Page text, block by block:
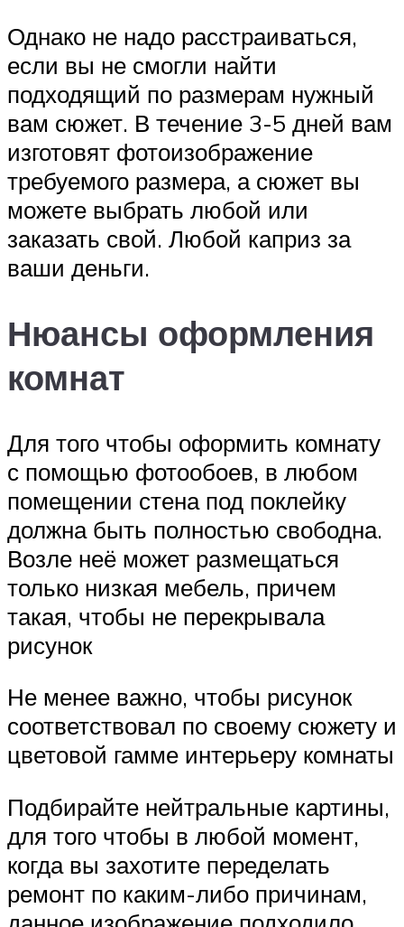
Однако не надо расстраиваться,
если вы не смогли найти
подходящий по размерам нужный
вам сюжет. В течение 3-5 дней вам
изготовят фотоизображение
требуемого размера, а сюжет вы
можете выбрать любой или
заказать свой. Любой каприз за
ваши деньги.
Нюансы оформления
комнат
Для того чтобы оформить комнату
с помощью фотообоев, в любом
помещении стена под поклейку
должна быть полностью свободна.
Возле неё может размещаться
только низкая мебель, причем
такая, чтобы не перекрывала
рисунок
Не менее важно, чтобы рисунок
соответствовал по своему сюжету и
цветовой гамме интерьеру комнаты
Подбирайте нейтральные картины,
для того чтобы в любой момент,
когда вы захотите переделать
ремонт по каким-либо причинам,